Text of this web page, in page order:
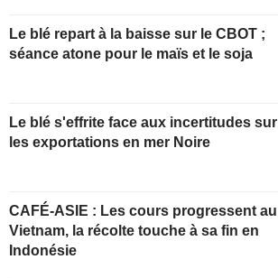
Le blé repart à la baisse sur le CBOT ;
séance atone pour le maïs et le soja
Le blé s'effrite face aux incertitudes sur
les exportations en mer Noire
CAFÉ-ASIE : Les cours progressent au
Vietnam, la récolte touche à sa fin en
Indonésie